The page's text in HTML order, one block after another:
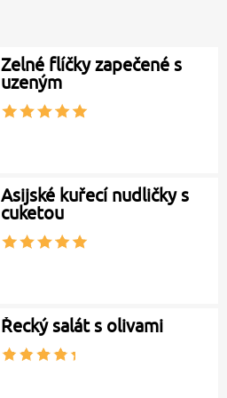
Zelné flíčky zapečené s
uzeným
Asijské kuřecí nudličky s
cuketou
Řecký salát s olivami